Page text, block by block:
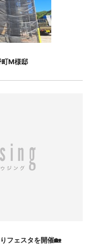
町M様邸
フェスタを開催🏡